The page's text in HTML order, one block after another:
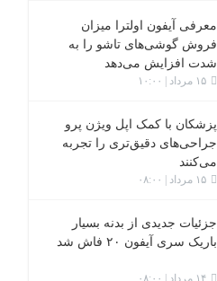
معرفی آیفون اولترا میزان
فروش گوشی‌های تاشو را به
شدت افزایش می‌دهد
۱۵ مرداد | ۱۰:۰۰
پزشکان با کمک اپل ویژن پرو
جراحی‌های دقیق‌تری را تجربه
می‌کنند
۱۵ مرداد | ۰۸:۰۰
جزئیات جدیدی از بدنه بسیار
باریک سری آیفون ۲۰ فاش شد
۱۴ مرداد | ۰۸:۰۰